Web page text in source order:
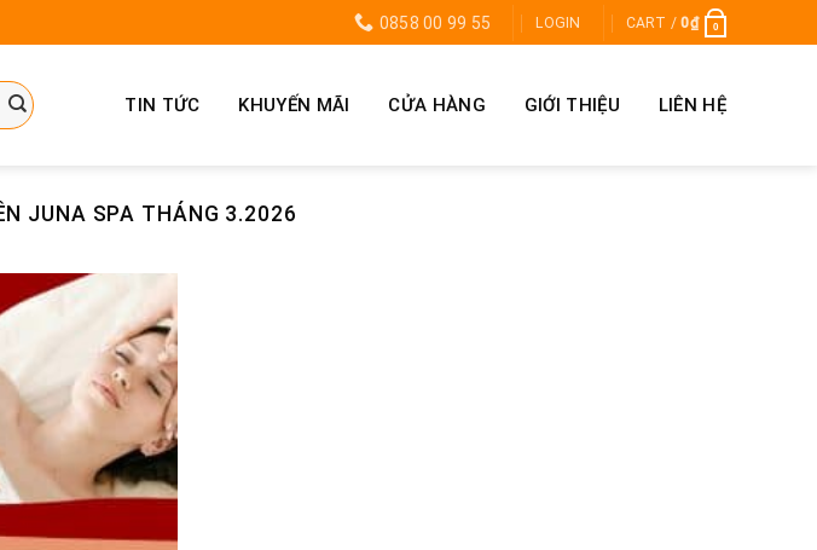
0858 00 99 55 LOGIN CART /0₫ 0
TIN TỨC KHUYẾN MÃI CỬA HÀNG GIỚI THIỆU LIÊN HỆ
JUNA SPA THÁNG 3.2026